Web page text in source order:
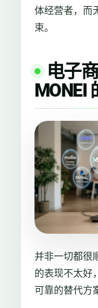
体经营者，而
束。
电子
MONEI
并非一切都很
的表现不太好
可靠的替代方